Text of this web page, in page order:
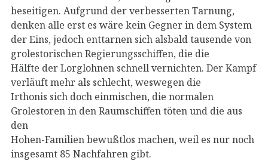
beseitigen. Aufgrund der verbesserten Tarnung,
denken alle erst es wäre kein Gegner in dem System
der Eins, jedoch enttarnen sich alsbald tausende von
grolestorischen Regierungsschiffen, die die
Hälfte der Lorglohnen schnell vernichten. Der Kampf
verläuft mehr als schlecht, weswegen die
Irthonis sich doch einmischen, die normalen
Grolestoren in den Raumschiffen töten und die aus
den
Hohen-Familien bewußtlos machen, weil es nur noch
insgesamt 85 Nachfahren gibt.